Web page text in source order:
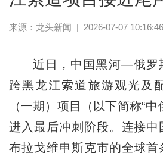
来源： 龙头新闻 | 2026-07-07 10:16:46
近日，中国黑河—俄罗
跨黑龙江索道旅游观光及
（一期）项目（以下简称“
进入最后冲刺阶段。连接
布拉戈维申斯克市的全球首